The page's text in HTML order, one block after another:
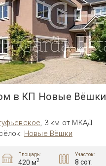
в КП Новые Вёшки
3 км от МКАД
: Новые Вёшки
Площадь:
420 м2
Участок:
8 сот.